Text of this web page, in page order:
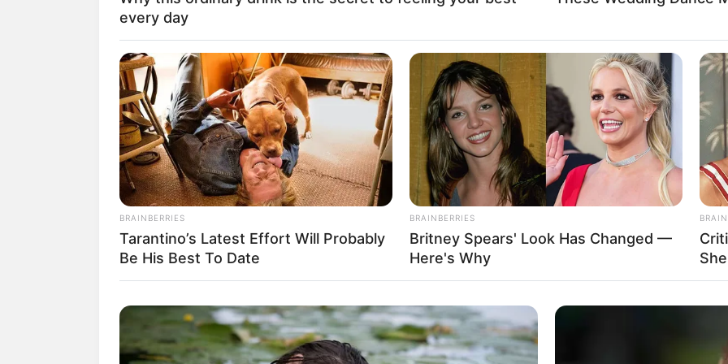
Mute
Baca juga:Biodata, Profil, dan Fakta Revi Mariska
every day
BRAINBERRIES
Tarantino’s Latest Effort Will Probably
Be His Best To Date
BRAINBERRIES
Britney Spears' Look Has Changed —
Here's Why